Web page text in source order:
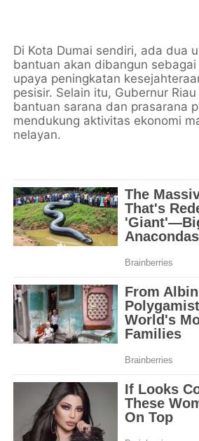
Di Kota Dumai sendiri, ada dua
bantuan akan dibangun
upaya peningkatan
pesisir. Selain itu, Gubernur
bantuan sarana dan prasarana
mendukung aktivitas ekonomi
nelayan.